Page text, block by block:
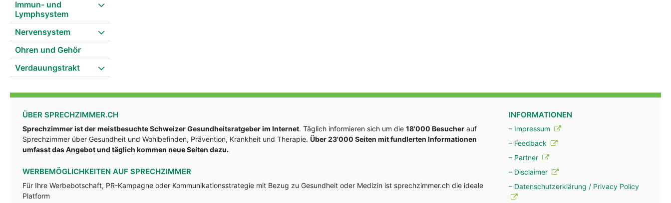
Immun- und
Lymphsystem
Nervensystem
Ohren und Gehör
Verdauungstrakt
ÜBER SPRECHZIMMER.CH
Sprechzimmer ist der meistbesuchte Schweizer Gesundheitsratgeber im Internet. Täglich informieren sich um die 18'000 Besucher auf
Sprechzimmer über Gesundheit und Wohlbefinden, Prävention, Krankheit und Therapie. Über 23'000 Seiten mit fundlerten Informationen
umfasst das Angebot und täglich kommen neue Seiten dazu.
WERBEMÖGLICHKEITEN AUF SPRECHZIMMER
Für Ihre Werbebotschaft, PR-Kampagne oder Kommunikationsstrategie mit Bezug zu Gesundheit oder Medizin ist sprechzimmer.ch die ideale
Platform
INFORMATIONEN
– Impressum
– Feedback
– Partner
– Disclaimer
– Datenschutzerklärung / Privacy Policy